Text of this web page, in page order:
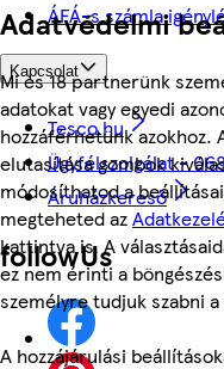
Adatvédelmi
Mi és 18 partnerünk
adatokat vagy egyedi
hozzáférhetünk azokhoz.
elutasítása gombok
módosíthatod a
megteheted az
kattintva is. A
ez nem érinti a
személyre tudjuk szabni
A hozzájárulási
ÁFÁ-s számla
Kapcsolat
Tesco.hu
Ügyfélszolgálat -
Áruházkereső
followUs